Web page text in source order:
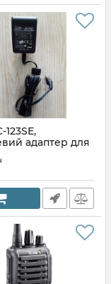
123SE,
адаптер для